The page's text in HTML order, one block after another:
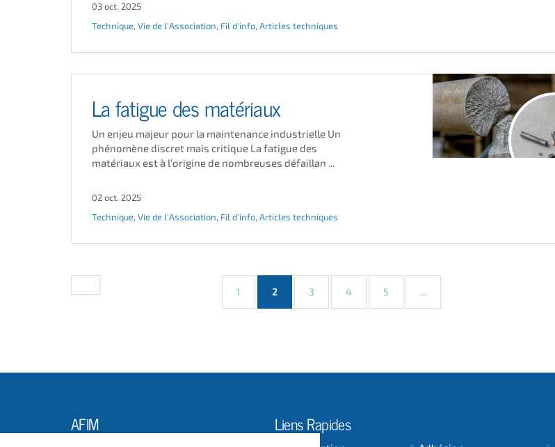
03 oct. 2025
Technique, Vie de l'Association, Fil d'info, Articles techniques
La fatigue des matériaux
Un enjeu majeur pour la maintenance industrielle Un
phénomène discret mais critique La fatigue des
matériaux est à l’origine de nombreuses défaillan ...
02 oct. 2025
Technique, Vie de l'Association, Fil d'info, Articles techniques
1 2(current)
3 4 5 ...
AFIM Liens Rapides